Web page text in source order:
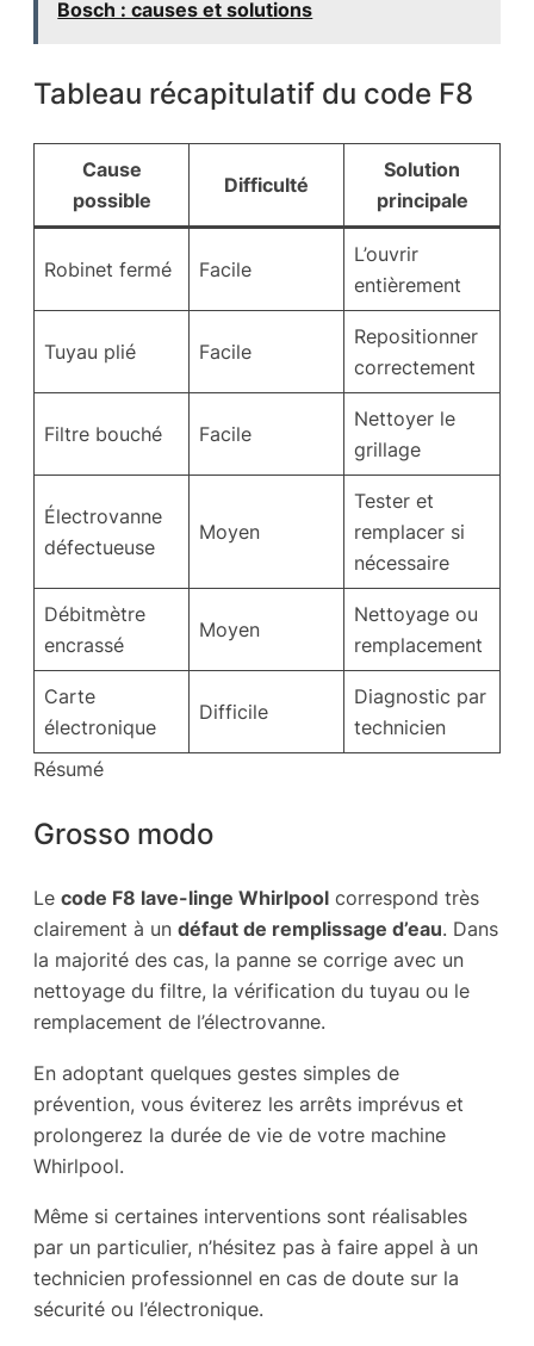
Bosch : causes et solutions
Tableau récapitulatif du code F8
Cause
possible
Difficulté
Solution
principale
Robinet fermé Facile
L’ouvrir
entièrement
Tuyau plié Facile
Repositionner
correctement
Filtre bouché Facile
Nettoyer le
grillage
Électrovanne
défectueuse
Moyen
Tester et
remplacer si
nécessaire
Débitmètre
encrassé
Moyen
Nettoyage ou
remplacement
Carte
électronique
Difficile
Diagnostic par
technicien
Résumé
Grosso modo
Le code F8 lave-linge Whirlpool correspond très
clairement à un défaut de remplissage d’eau. Dans
la majorité des cas, la panne se corrige avec un
nettoyage du filtre, la vérification du tuyau ou le
remplacement de l’électrovanne.
En adoptant quelques gestes simples de
prévention, vous éviterez les arrêts imprévus et
prolongerez la durée de vie de votre machine
Whirlpool.
Même si certaines interventions sont réalisables
par un particulier, n’hésitez pas à faire appel à un
technicien professionnel en cas de doute sur la
sécurité ou l’électronique.